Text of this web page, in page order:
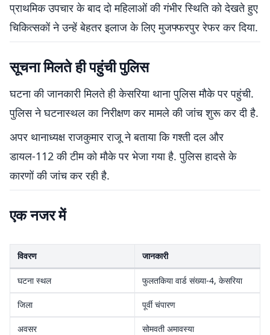
प्राथमिक उपचार के बाद दो महिलाओं की गंभीर स्थिति को देखते हुए
चिकित्सकों ने उन्हें बेहतर इलाज के लिए मुजफ्फरपुर रेफर कर दिया.
सूचना मिलते ही पहुंची पुलिस
घटना की जानकारी मिलते ही केसरिया थाना पुलिस मौके पर पहुंची.
पुलिस ने घटनास्थल का निरीक्षण कर मामले की जांच शुरू कर दी है.
अपर थानाध्यक्ष राजकुमार राजू ने बताया कि गश्ती दल और
डायल-112 की टीम को मौके पर भेजा गया है. पुलिस हादसे के
कारणों की जांच कर रही है.
एक नजर में
विवरण जानकारी
घटना स्थल फुलतकिया वार्ड संख्या-4, केसरिया
जिला पूर्वी चंपारण
अवसर सोमवती अमावस्या